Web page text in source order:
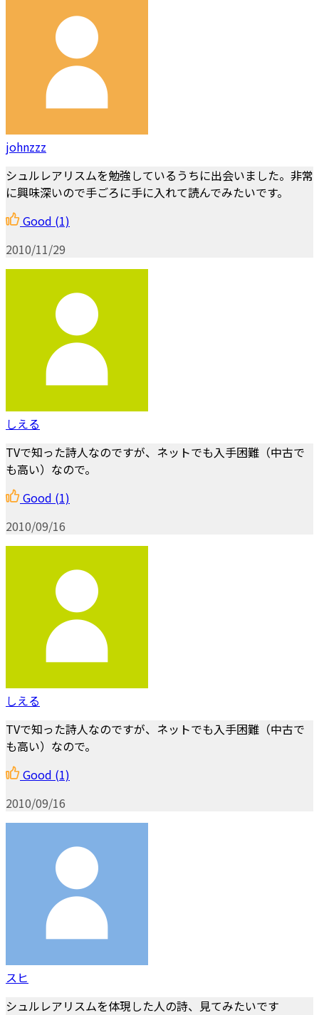
johnzzz
シュルレアリスムを勉強しているうちに出会いました。非常
に興味深いので手ごろに手に入れて読んでみたいです。
Good (1)
2010/11/29
しえる
TVで知った詩人なのですが、ネットでも入手困難（中古で
も高い）なので。
Good (1)
2010/09/16
しえる
TVで知った詩人なのですが、ネットでも入手困難（中古で
も高い）なので。
Good (1)
2010/09/16
スヒ
シュルレアリスムを体現した人の詩、見てみたいです